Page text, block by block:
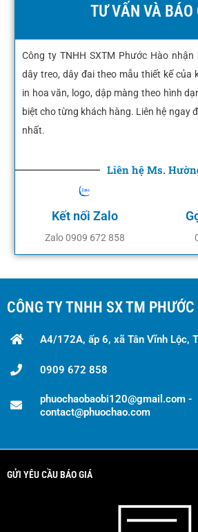
TƯ VẤN VÀ BÁO
Công ty TNHH SXTM Phước Hào
dây treo, dây đai theo mẫu thiết kế của
in hoa văn, logo, dập màng theo hình
biệt cho từng khách hàng. Liên hệ ngay
nhất.
Liên hệ Ms.
Kết nối Zalo
Zalo 0909 672 858
CÔNG TY TNHH SX TM
A4/172A, ấp 6, xã Tân Vĩnh Lộc,
0909 672 858
phuochaobaobi120@gmail.com -
contact@phuochao.com
GỬI YÊU CẦU BÁO GIÁ